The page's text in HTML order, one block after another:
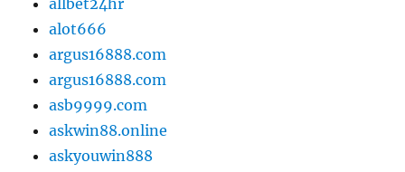
alot666
argus16888.com
argus16888.com
asb9999.com
askwin88.online
askyouwin888